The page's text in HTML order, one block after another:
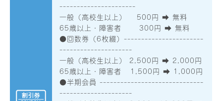
----------------------
一般（高校生以上） 500円 ➡︎ 無料
65歳以上・障害者 300円 ➡︎ 無料
●回数券（6枚綴）-----------------------
---------------------
一般（高校生以上） 2,500円 ➡︎ 2,000円
65歳以上・障害者 1,500円 ➡︎ 1,000円
●半期会員 ------------------------------
---------------------